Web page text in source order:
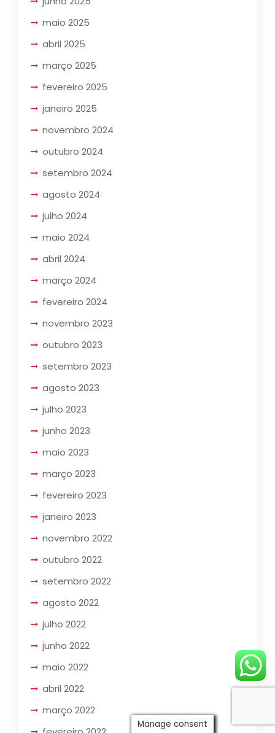
maio 2025
abril 2025
março 2025
fevereiro 2025
janeiro 2025
novembro 2024
outubro 2024
setembro 2024
agosto 2024
julho 2024
maio 2024
abril 2024
março 2024
fevereiro 2024
novembro 2023
outubro 2023
setembro 2023
agosto 2023
julho 2023
junho 2023
maio 2023
março 2023
fevereiro 2023
janeiro 2023
novembro 2022
outubro 2022
setembro 2022
agosto 2022
julho 2022
junho 2022
maio 2022
abril 2022
março 2022
Manage consent